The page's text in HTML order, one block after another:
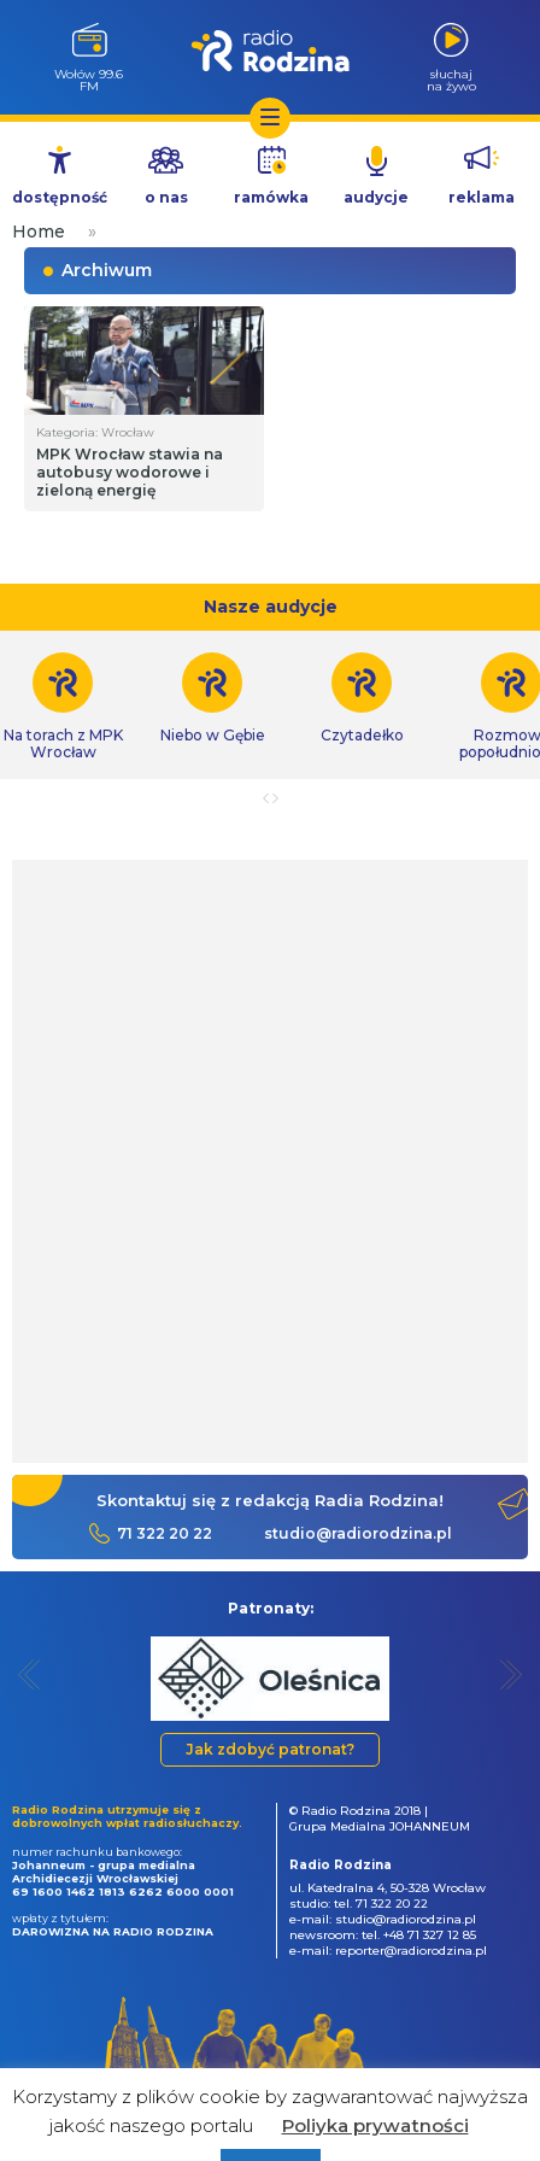
Przejdź
treści
Wołów 99.6
FM
słuchaj
na żywo
dostępność o nas ramówka audycje reklama
Home
»
Archiwum
Kategoria: Wrocław
MPK Wrocław stawia na
autobusy wodorowe i
zieloną energię
Nasze audycje
Na torach z MPK
Wrocław
Niebo w Gębie Czytadełko
Skontaktuj się z redakcją Radia Rodzina!
71 322 20 22 studio@radiorodzina.pl
Patronaty:
Jak zdobyć patronat?
Radio Rodzina utrzymuje się z
dobrowolnych wpłat radiosłuchaczy.
numer rachunku bankowego:
Johanneum - grupa medialna
Archidiecezji Wrocławskiej
69 1600 1462 1813 6262 6000 0001
wpłaty z tytułem:
DAROWIZNA NA RADIO RODZINA
© Radio Rodzina 2018 |
Grupa Medialna JOHANNEUM
Radio Rodzina
ul. Katedralna 4, 50-328 Wrocław
studio: tel. 71 322 20 22
e-mail: studio@radiorodzina.pl
newsroom: tel. +48 71 327 12 85
e-mail: reporter@radiorodzina.pl
Korzystamy z plików cookie by zagwarantować najwyższa
jakość naszego portalu
Poliyka prywatności